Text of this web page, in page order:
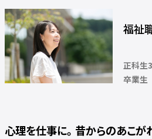
福祉
正科生
卒業生
心理を仕事に。昔からのあこが